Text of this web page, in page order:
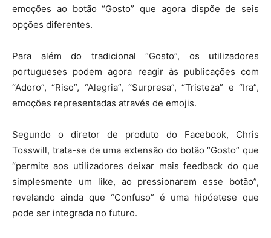
emoções ao botão “Gosto” que agora dispõe de seis
opções diferentes.
Para além do tradicional “Gosto”, os utilizadores
portugueses podem agora reagir às publicações com
“Adoro”, “Riso”, “Alegria”, “Surpresa”, “Tristeza” e “Ira”,
emoções representadas através de emojis.
Segundo o diretor de produto do Facebook, Chris
Tosswill, trata-se de uma extensão do botão “Gosto” que
“permite aos utilizadores deixar mais feedback do que
simplesmente um like, ao pressionarem esse botão”,
revelando ainda que “Confuso” é uma hipóetese que
pode ser integrada no futuro.